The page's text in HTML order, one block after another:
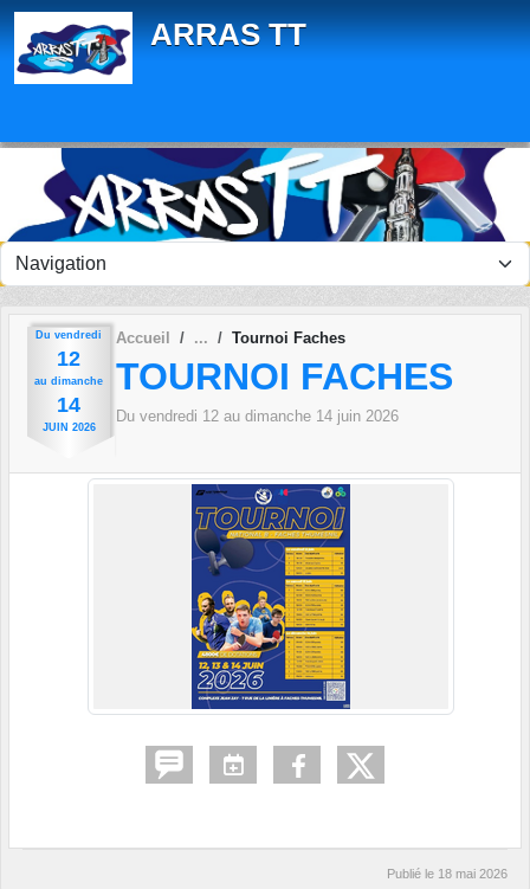
ARRAS TT
Du vendredi
12
au dimanche
14
JUIN 2026
Accueil Tournoi Faches
TOURNOI FACHES
Du vendredi 12 au dimanche 14 juin 2026
Publié le 18 mai 2026
Panneau de gestion des cookies